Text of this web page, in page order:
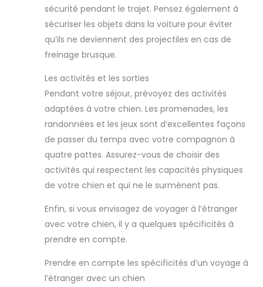
sécurité pendant le trajet. Pensez également à
sécuriser les objets dans la voiture pour éviter
qu’ils ne deviennent des projectiles en cas de
freinage brusque.
Les activités et les sorties
Pendant votre séjour, prévoyez des activités
adaptées à votre chien. Les promenades, les
randonnées et les jeux sont d’excellentes façons
de passer du temps avec votre compagnon à
quatre pattes. Assurez-vous de choisir des
activités qui respectent les capacités physiques
de votre chien et qui ne le surmènent pas.
Enfin, si vous envisagez de voyager à l’étranger
avec votre chien, il y a quelques spécificités à
prendre en compte.
Prendre en compte les spécificités d’un voyage à
l’étranger avec un chien